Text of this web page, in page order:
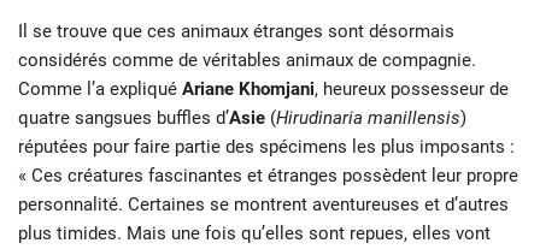
Il se trouve que ces animaux étranges sont désormais
considérés comme de véritables animaux de compagnie.
Comme l’a expliqué Ariane Khomjani, heureux possesseur de
quatre sangsues buffles d’Asie (Hirudinaria manillensis)
réputées pour faire partie des spécimens les plus imposants :
« Ces créatures fascinantes et étranges possèdent leur propre
personnalité. Certaines se montrent aventureuses et d’autres
plus timides. Mais une fois qu’elles sont repues, elles vont